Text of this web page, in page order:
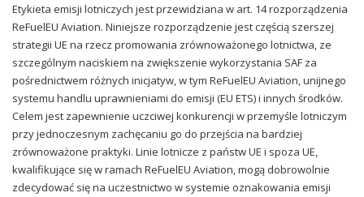
Etykieta emisji lotniczych jest przewidziana w art. 14 rozporządzenia
ReFuelEU Aviation. Niniejsze rozporządzenie jest częścią szerszej
strategii UE na rzecz promowania zrównoważonego lotnictwa, ze
szczególnym naciskiem na zwiększenie wykorzystania SAF za
pośrednictwem różnych inicjatyw, w tym ReFuelEU Aviation, unijnego
systemu handlu uprawnieniami do emisji (EU ETS) i innych środków.
Celem jest zapewnienie uczciwej konkurencji w przemyśle lotniczym
przy jednoczesnym zachęcaniu go do przejścia na bardziej
zrównoważone praktyki. Linie lotnicze z państw UE i spoza UE,
kwalifikujące się w ramach ReFuelEU Aviation, mogą dobrowolnie
zdecydować się na uczestnictwo w systemie oznakowania emisji